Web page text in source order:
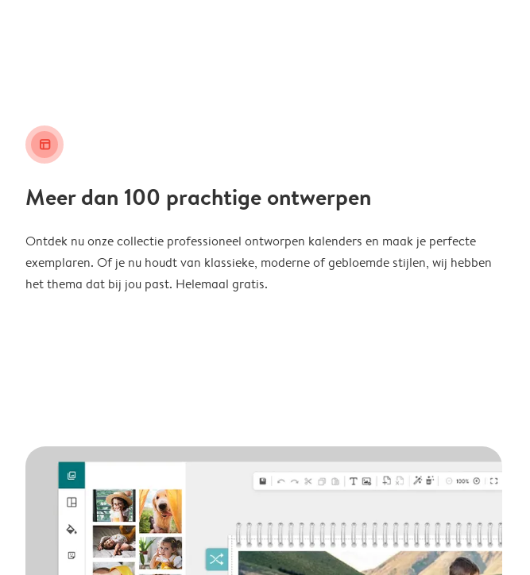
layout_alt
Meer dan 100 prachtige ontwerpen
Ontdek nu onze collectie professioneel ontworpen kalenders en maak je perfecte
exemplaren. Of je nu houdt van klassieke, moderne of gebloemde stijlen, wij hebben
het thema dat bij jou past. Helemaal gratis.